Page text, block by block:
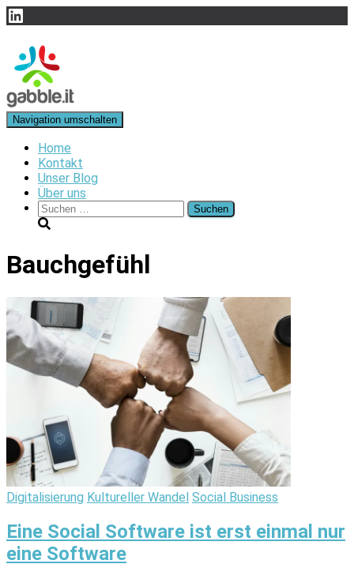
LinkedIn
Navigation umschalten
Home
Kontakt
Unser Blog
Über uns
Suchen
nach:
Bauchgefühl
Digitalisierung Kultureller Wandel Social Business
Eine Social Software ist erst einmal nur
eine Software